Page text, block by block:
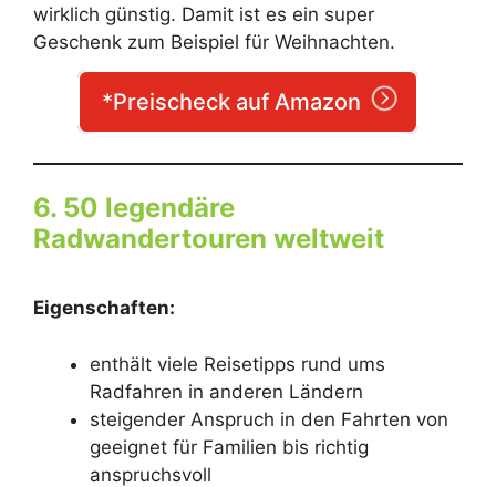
wirklich günstig. Damit ist es ein super
Geschenk zum Beispiel für Weihnachten.
*Preischeck auf Amazon
6. 50 legendäre
Radwandertouren weltweit
Eigenschaften:
enthält viele Reisetipps rund ums
Radfahren in anderen Ländern
steigender Anspruch in den Fahrten von
geeignet für Familien bis richtig
anspruchsvoll